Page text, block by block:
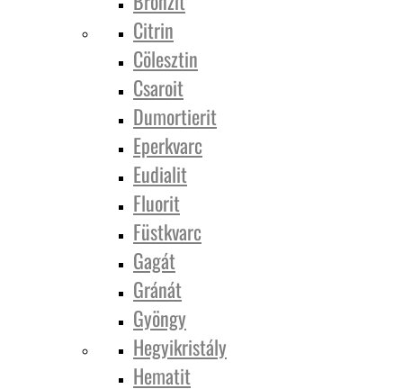
Citrin
Cölesztin
Csaroit
Dumortierit
Eperkvarc
Eudialit
Fluorit
Füstkvarc
Gagát
Gránát
Gyöngy
Hegyikristály
Hematit